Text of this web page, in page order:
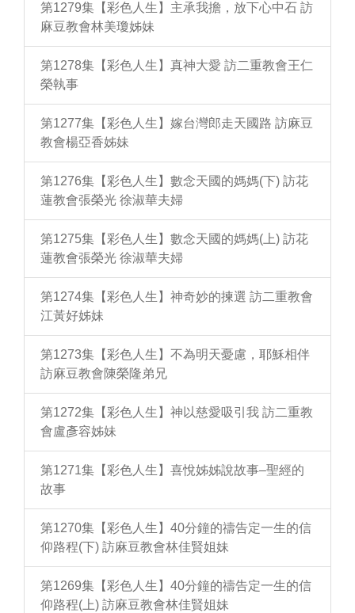
第1279集【彩色人生】主承我擔，放下心中石 訪
麻豆教會林美瓊姊妹
第1278集【彩色人生】真神大愛 訪二重教會王仁
榮執事
第1277集【彩色人生】嫁台灣郎走天國路 訪麻豆
教會楊亞香姊妹
第1276集【彩色人生】數念天國的媽媽(下) 訪花
蓮教會張榮光 徐淑華夫婦
第1275集【彩色人生】數念天國的媽媽(上) 訪花
蓮教會張榮光 徐淑華夫婦
第1274集【彩色人生】神奇妙的揀選 訪二重教會
江黃好姊妹
第1273集【彩色人生】不為明天憂慮，耶穌相伴
訪麻豆教會陳榮隆弟兄
第1272集【彩色人生】神以慈愛吸引我 訪二重教
會盧彥容姊妹
第1271集【彩色人生】喜悅姊姊說故事–聖經的
故事
第1270集【彩色人生】40分鐘的禱告定一生的信
仰路程(下) 訪麻豆教會林佳賢姐妹
第1269集【彩色人生】40分鐘的禱告定一生的信
仰路程(上) 訪麻豆教會林佳賢姐妹